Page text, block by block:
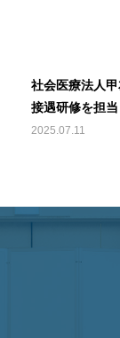
社会医療法人
接遇研修を担
2025.07.11